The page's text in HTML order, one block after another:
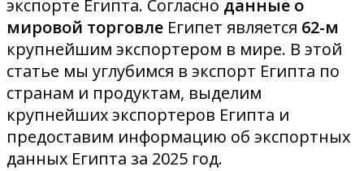
экспорте Египта. Согласно данные о
мировой торговле Египет является 62-м
крупнейшим экспортером в мире. В этой
статье мы углубимся в экспорт Египта по
странам и продуктам, выделим
крупнейших экспортеров Египта и
предоставим информацию об экспортных
данных Египта за 2025 год.